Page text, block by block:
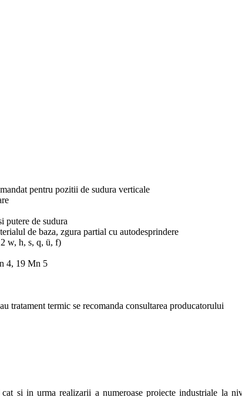
pentru pozitii de sudura verticale
putere de sudura
de baza, zgura partial cu autodesprindere
w, h, s, q, ü, f)
4, 19 Mn 5
tratament termic se recomanda consultarea producatorului
si in urma realizarii a numeroase proiecte industriale la